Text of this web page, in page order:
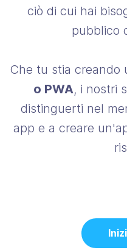
ciò di cui hai
pubblico
Che tu stia creando
o PWA, i nostri
distinguerti nel
app e a creare